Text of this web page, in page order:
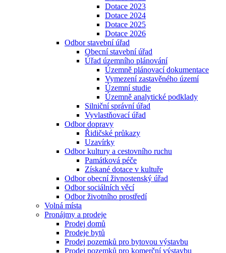
Dotace 2023
Dotace 2024
Dotace 2025
Dotace 2026
Odbor stavební úřad
Obecní stavební úřad
Úřad územního plánování
Územně plánovací dokumentace
Vymezení zastavěného území
Územní studie
Územně analytické podklady
Silniční správní úřad
Vyvlastňovací úřad
Odbor dopravy
Řidičské průkazy
Uzavírky
Odbor kultury a cestovního ruchu
Památková péče
Získané dotace v kultuře
Odbor obecní živnostenský úřad
Odbor sociálních věcí
Odbor životního prostředí
Volná místa
Pronájmy a prodeje
Prodej domů
Prodeje bytů
Prodej pozemků pro bytovou výstavbu
Prodej pozemků pro komerční výstavbu